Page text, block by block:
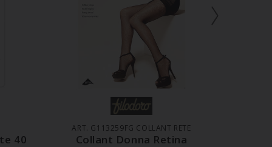
40
AGGIUNGI AL CARRELLO
ART. G113259FG COLLANT RETE
Collant Donna Retina